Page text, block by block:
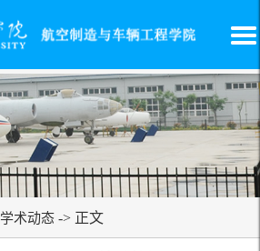
学术动态 -> 正文